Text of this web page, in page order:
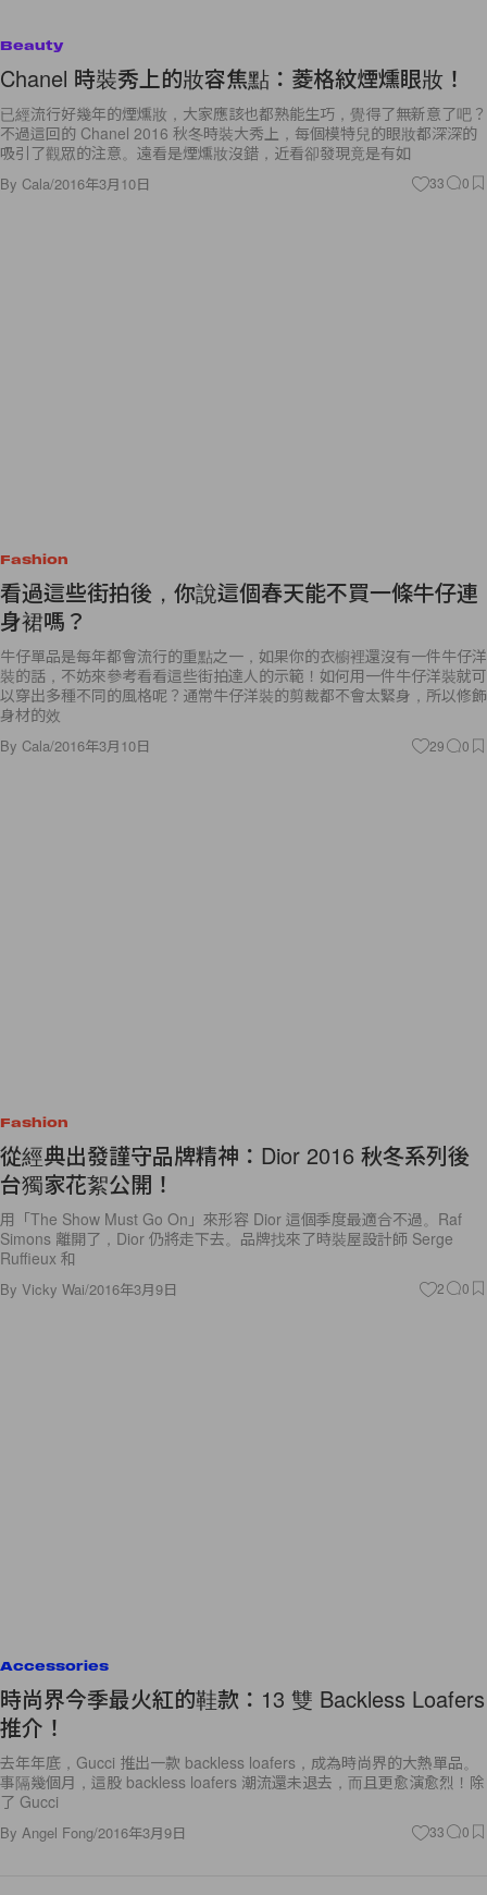
Beauty
Chanel 時裝秀上的妝容焦點：菱格紋煙燻眼妝！
已經流行好幾年的煙燻妝，大家應該也都熟能生巧，覺得了無新意了吧？
不過這回的 Chanel 2016 秋冬時裝大秀上，每個模特兒的眼妝都深深的
吸引了觀眾的注意。遠看是煙燻妝沒錯，近看卻發現竟是有如
By Cala/2016年3月10日 33 0
Fashion
看過這些街拍後，你說這個春天能不買一條牛仔連
身裙嗎？
牛仔單品是每年都會流行的重點之一，如果你的衣櫥裡還沒有一件牛仔洋
裝的話，不妨來參考看看這些街拍達人的示範！如何用一件牛仔洋裝就可
以穿出多種不同的風格呢？通常牛仔洋裝的剪裁都不會太緊身，所以修飾
身材的效
By Cala/2016年3月10日 29 0
Fashion
從經典出發謹守品牌精神：Dior 2016 秋冬系列後
台獨家花絮公開！
用「The Show Must Go On」來形容 Dior 這個季度最適合不過。Raf
Simons 離開了，Dior 仍將走下去。品牌找來了時裝屋設計師 Serge
Ruffieux 和
By Vicky Wai/2016年3月9日 2 0
Accessories
時尚界今季最火紅的鞋款：13 雙 Backless Loafers
推介！
去年年底，Gucci 推出一款 backless loafers，成為時尚界的大熱單品。
事隔幾個月，這股 backless loafers 潮流還未退去，而且更愈演愈烈！除
了 Gucci
By Angel Fong/2016年3月9日 33 0